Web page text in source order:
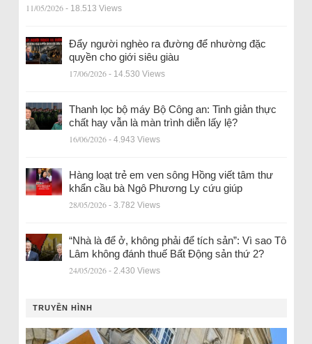
11/05/2026 - 18.513 Views
Đẩy người nghèo ra đường để nhường đặc
quyền cho giới siêu giàu
17/06/2026 - 14.530 Views
Thanh lọc bộ máy Bộ Công an: Tinh giản thực
chất hay vẫn là màn trình diễn lấy lệ?
16/06/2026 - 4.943 Views
Hàng loạt trẻ em ven sông Hồng viết tâm thư
khẩn cầu bà Ngô Phương Ly cứu giúp
28/05/2026 - 3.782 Views
“Nhà là để ở, không phải để tích sản”: Vì sao Tô
Lâm không đánh thuế Bất Động sản thứ 2?
24/05/2026 - 2.430 Views
TRUYỀN HÌNH